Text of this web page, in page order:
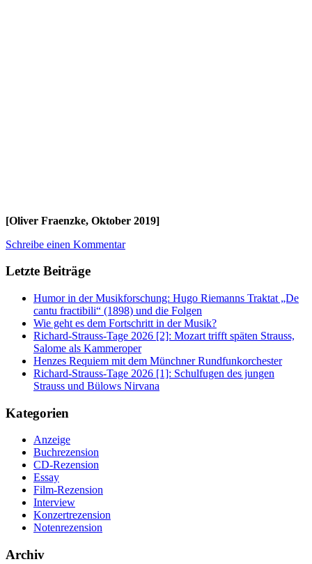
[Oliver Fraenzke, Oktober 2019]
Schreibe einen Kommentar
Letzte Beiträge
Humor in der Musikforschung: Hugo Riemanns Traktat „De
cantu fractibili“ (1898) und die Folgen
Wie geht es dem Fortschritt in der Musik?
Richard-Strauss-Tage 2026 [2]: Mozart trifft späten Strauss,
Salome als Kammeroper
Henzes Requiem mit dem Münchner Rundfunkorchester
Richard-Strauss-Tage 2026 [1]: Schulfugen des jungen
Strauss und Bülows Nirvana
Kategorien
Anzeige
Buchrezension
CD-Rezension
Essay
Film-Rezension
Interview
Konzertrezension
Notenrezension
Archiv